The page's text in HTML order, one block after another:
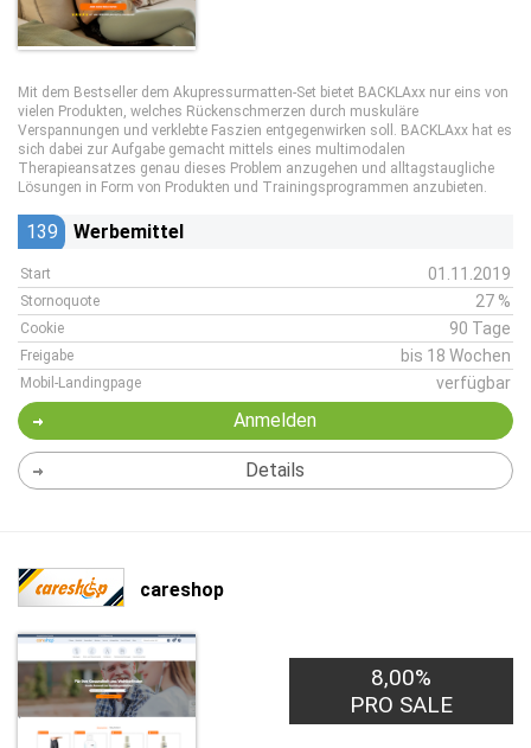
Mit dem Bestseller dem Akupressurmatten-Set bietet BACKLAxx nur eins von
vielen Produkten, welches Rückenschmerzen durch muskuläre
Verspannungen und verklebte Faszien entgegenwirken soll. BACKLAxx hat es
sich dabei zur Aufgabe gemacht mittels eines multimodalen
Therapieansatzes genau dieses Problem anzugehen und alltagstaugliche
Lösungen in Form von Produkten und Trainingsprogrammen anzubieten.
139 Werbemittel
Start 01.11.2019
Stornoquote 27 %
Cookie 90 Tage
Freigabe bis 18 Wochen
Mobil-Landingpage verfügbar
Anmelden
Details
careshop
8,00%
PRO SALE